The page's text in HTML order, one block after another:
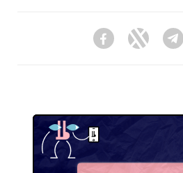
FacebookTwitter